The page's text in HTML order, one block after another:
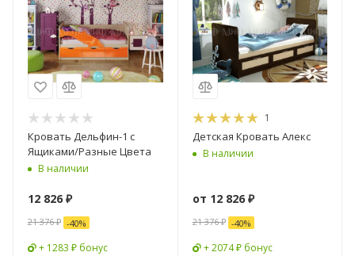
Кровать Дельфин-1 с
Ящиками/Разные Цвета
В наличии
12 826 ₽
21 376₽ -40%
+ 1283 ₽ бонус
1
Детская Кровать Алекс
В наличии
от 12 826 ₽
21 376 ₽ -40%
+ 2074 ₽ бонус